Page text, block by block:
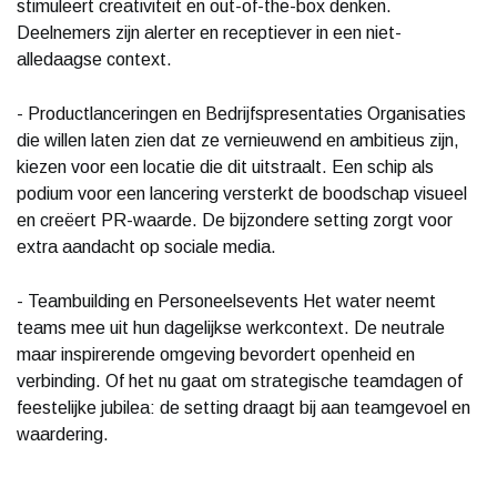
stimuleert creativiteit en out-of-the-box denken.
Deelnemers zijn alerter en receptiever in een niet-
alledaagse context.
- Productlanceringen en Bedrijfspresentaties Organisaties
die willen laten zien dat ze vernieuwend en ambitieus zijn,
kiezen voor een locatie die dit uitstraalt. Een schip als
podium voor een lancering versterkt de boodschap visueel
en creëert PR-waarde. De bijzondere setting zorgt voor
extra aandacht op sociale media.
- Teambuilding en Personeelsevents Het water neemt
teams mee uit hun dagelijkse werkcontext. De neutrale
maar inspirerende omgeving bevordert openheid en
verbinding. Of het nu gaat om strategische teamdagen of
feestelijke jubilea: de setting draagt bij aan teamgevoel en
waardering.